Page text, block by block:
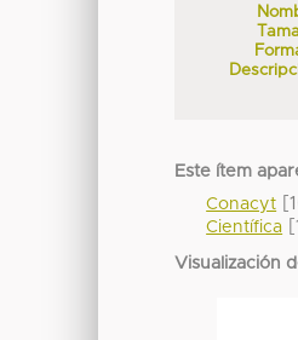
Este ítem
Conacyt
Científica
Visualización